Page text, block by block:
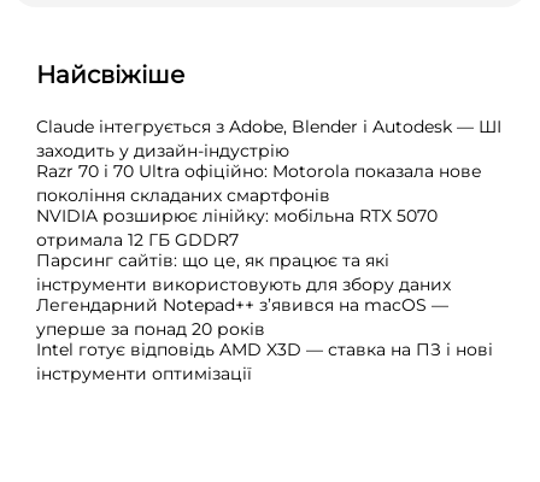
Найсвіжіше
Claude інтегрується з Adobe, Blender і Autodesk — ШІ
заходить у дизайн-індустрію
Razr 70 і 70 Ultra офіційно: Motorola показала нове
покоління складаних смартфонів
NVIDIA розширює лінійку: мобільна RTX 5070
отримала 12 ГБ GDDR7
Парсинг сайтів: що це, як працює та які
інструменти використовують для збору даних
Легендарний Notepad++ з’явився на macOS —
уперше за понад 20 років
Intel готує відповідь AMD X3D — ставка на ПЗ і нові
інструменти оптимізації